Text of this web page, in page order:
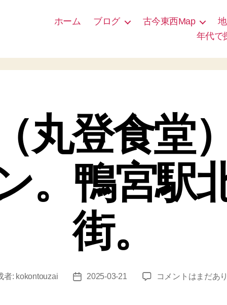
ホーム ブログ 古今東西Map
年代で
丸登食堂
。鴨宮駅
街。
者: kokontouzai
投
2025-03-21
小
コメントはまだあ